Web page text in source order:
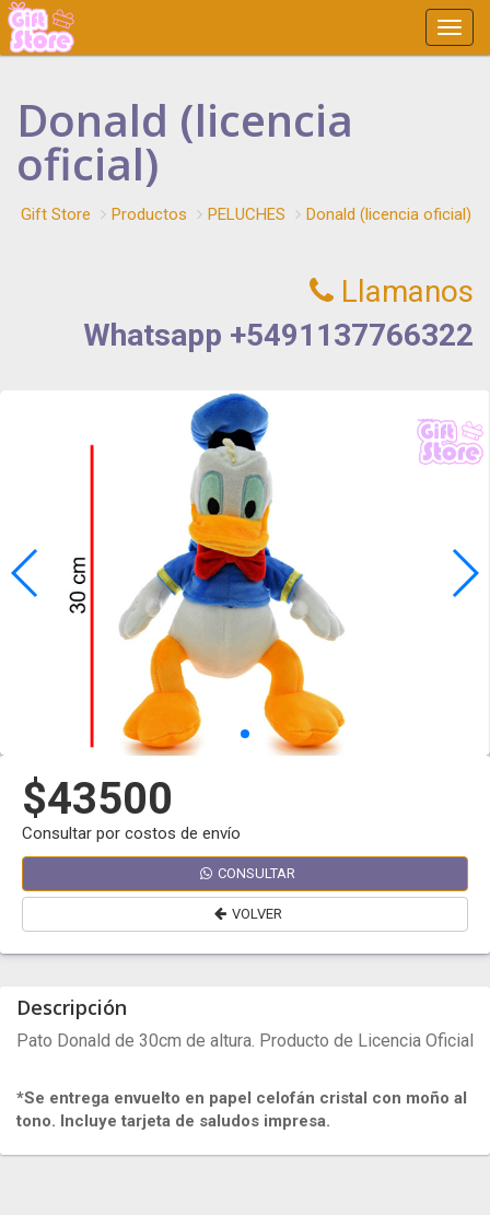
Main
Menu
Donald (licencia
oficial)
Gift Store Productos PELUCHES Donald (licencia oficial)
Llamanos
Whatsapp +5491137766322
$43500
Consultar por costos de envío
CONSULTAR
VOLVER
Descripción
Pato Donald de 30cm de altura. Producto de Licencia Oficial
*Se entrega envuelto en papel celofán cristal con moño al
tono. Incluye tarjeta de saludos impresa.